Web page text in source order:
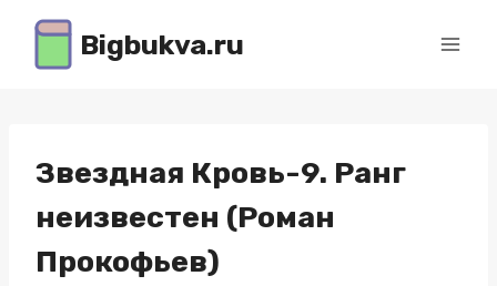
Перейти
содержимому
Bigbukva.ru
Звездная Кровь-9. Ранг
неизвестен (Роман
Прокофьев)